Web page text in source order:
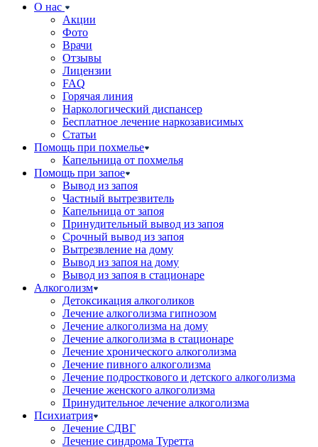
О нас
Акции
Фото
Врачи
Отзывы
Лицензии
FAQ
Горячая линия
Наркологический диспансер
Бесплатное лечение наркозависимых
Статьи
Помощь при похмелье
Капельница от похмелья
Помощь при запое
Вывод из запоя
Частный вытрезвитель
Капельница от запоя
Принудительный вывод из запоя
Срочный вывод из запоя
Вытрезвление на дому
Вывод из запоя на дому
Вывод из запоя в стационаре
Алкоголизм
Детоксикация алкоголиков
Лечение алкоголизма гипнозом
Лечение алкоголизма на дому
Лечение алкоголизма в стационаре
Лечение хронического алкоголизма
Лечение пивного алкоголизма
Лечение подросткового и детского алкоголизма
Лечение женского алкоголизма
Принудительное лечение алкоголизма
Психиатрия
Лечение СДВГ
Лечение синдрома Туретта